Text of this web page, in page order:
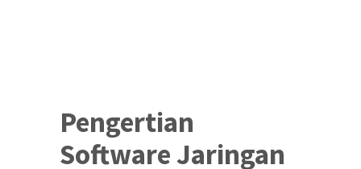
Pengertian
Software Jaringan